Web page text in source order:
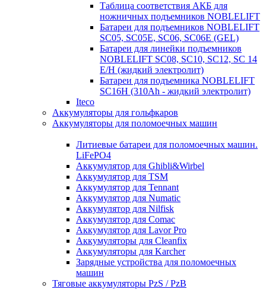
Таблица соответствия АКБ для
ножничных подъемников NOBLELIFT
Батареи для подъемников NOBLELIFT
SC05, SC05E, SC06, SC06E (GEL)
Батареи для линейки подъемников
NOBLELIFT SC08, SC10, SC12, SC 14
E/H (жидкий электролит)
Батареи для подъемника NOBLELIFT
SC16H (310Ah - жидкий электролит)
Iteco
Аккумуляторы для гольфкаров
Аккумуляторы для поломоечных машин
Литиевые батареи для поломоечных машин.
LiFePO4
Аккумулятор для Ghibli&Wirbel
Аккумулятор для TSM
Аккумулятор для Tennant
Аккумулятор для Numatic
Аккумулятор для Nilfisk
Аккумулятор для Comac
Аккумулятор для Lavor Pro
Аккумуляторы для Cleanfix
Аккумуляторы для Karcher
Зарядные устройства для поломоечных
машин
Тяговые аккумуляторы PzS / PzB